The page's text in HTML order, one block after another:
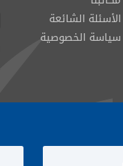
الأسئلة الشائعة
سياسة الخصوصية